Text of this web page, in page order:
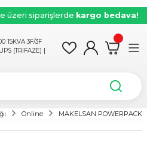
üzeri siparişlerde kargo bedava!
Online MAKELSAN POWERPACK